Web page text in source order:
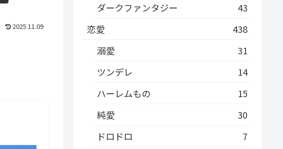
2025.11.09
ダークファンタジー
43
恋愛
438
溺愛
31
ツンデレ
14
ハーレムもの
15
純愛
30
ドロドロ
7